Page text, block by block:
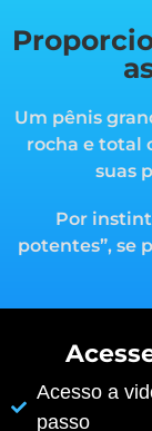
Um pênis
rocha e total
suas
Por
potentes”, se
Acesso a
passo